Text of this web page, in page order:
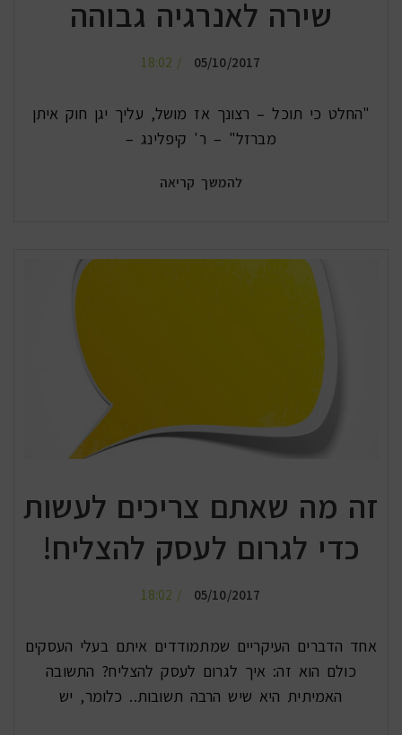
שירה לאנרגיה גבוהה
05/10/2017
18:02
"החלט כי תוכל – רצונך אז מושל, עליך יגן חוק איתן
מברזל" – ר' קיפלינג –
להמשך קריאה
זה מה שאתם צריכים לעשות
כדי לגרום לעסק להצליח!
05/10/2017
18:02
אחד הדברים העיקריים שמתמודדים איתם בעלי העסקים
כולם הוא זה: איך לגרום לעסק להצליח? התשובה
האמיתית היא שיש הרבה תשובות.. כלומר, יש